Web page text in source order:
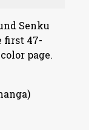
Senku
first 47-
page.